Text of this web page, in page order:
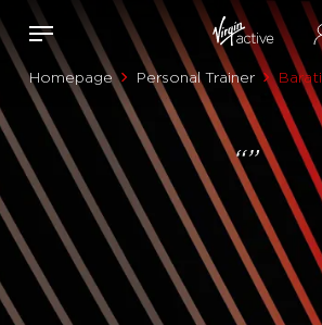
Homepage Personal Trainer Barati
“”